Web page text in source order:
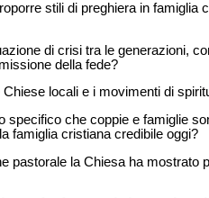
stili di preghiera in
di crisi tra le generazioni,
della fede?
locali e i movimenti di
specifico che coppie e famiglie
famiglia cristiana credibile oggi?
pastorale la Chiesa ha mostrato